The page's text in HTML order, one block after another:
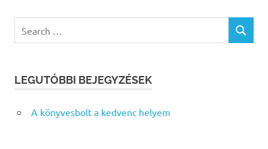
for:
SEARCH
LEGUTÓBBI BEJEGYZÉSEK
A könyvesbolt a kedvenc helyem